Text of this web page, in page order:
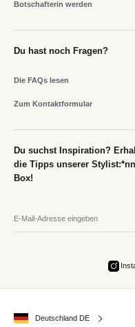
Botschafterin werden
Du hast noch Fragen?
Die FAQs lesen
Zum Kontaktformular
Du suchst Inspiration?
die Tipps unserer
Box!
Deutschland DE